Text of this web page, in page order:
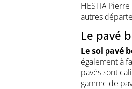
HESTIA
autres
Le pavé
Le sol pavé
également à
pavés sont
gamme de